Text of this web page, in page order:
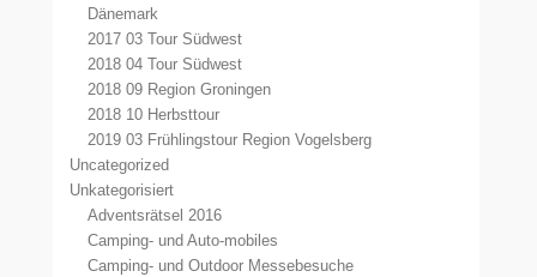
Dänemark
2017 03 Tour Südwest
2018 04 Tour Südwest
2018 09 Region Groningen
2018 10 Herbsttour
2019 03 Frühlingstour Region Vogelsberg
Uncategorized
Unkategorisiert
Adventsrätsel 2016
Camping- und Auto-mobiles
Camping- und Outdoor Messebesuche